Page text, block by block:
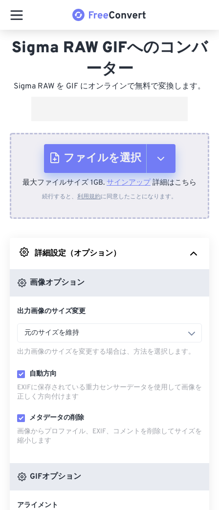
Sigma RAW GIFへのコンバ
ーター
Sigma RAW を GIF にオンラインで無料で変換します。
ファイルを選択
デバイスから
Googleドライブから
URLから
最大ファイルサイズ 1GB. サインアップ詳細はこちら
続行すると、 利用規約に同意したことになります。
詳細設定（オプション）
画像オプション
出力画像のサイズ変更
元のサイズを維持
出力画像のサイズを変更する場合は、方法を選択します。
自動方向
EXIFに保存されている重力センサーデータを使用して画像を
正しく方向付けます
メタデータの削除
画像からプロファイル、EXIF、コメントを削除してサイズを
縮小します
GIFオプション
アライメント